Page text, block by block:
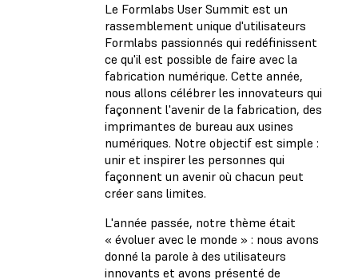
Le Formlabs User Summit est un
rassemblement unique d'utilisateurs
Formlabs passionnés qui redéfinissent
ce qu'il est possible de faire avec la
fabrication numérique. Cette année,
nous allons célébrer les innovateurs qui
façonnent l'avenir de la fabrication, des
imprimantes de bureau aux usines
numériques. Notre objectif est simple :
unir et inspirer les personnes qui
façonnent un avenir où chacun peut
créer sans limites.
L'année passée, notre thème était
« évoluer avec le monde » : nous avons
donné la parole à des utilisateurs
innovants et avons présenté de